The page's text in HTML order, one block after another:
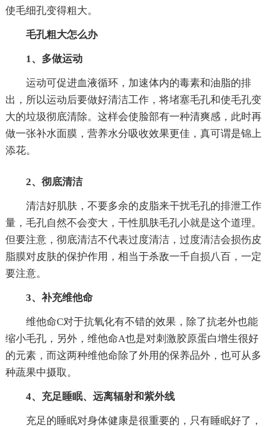
使毛细孔变得粗大。
毛孔粗大怎么办
1、多做运动
运动可促进血液循环，加速体内的毒素和油脂的排
出，所以运动后要做好清洁工作，将堵塞毛孔和使毛孔变
大的垃圾彻底清除。这样会使脸部有一种清爽感，此时再
做一张补水面膜，营养水分吸收效果更佳，真可谓是锦上
添花。
2、彻底清洁
清洁好肌肤，不要多余的皮脂来干扰毛孔的排泄工作
量，毛孔自然不会变大，干性肌肤毛孔小就是这个道理。
但要注意，彻底清洁不代表过度清洁，过度清洁会损伤皮
脂膜对皮肤的保护作用，相当于杀敌一千自损八百，一定
要注意。
3、补充维他命
维他命C对于抗氧化有不错的效果，除了抗老外也能
缩小毛孔，另外，维他命A也是对刺激胶原蛋白增生很好
的元素，而这两种维他命除了外用的保养品外，也可从多
种蔬果中摄取。
4、充足睡眠、远离辐射和紫外线
充足的睡眠对身体健康是很重要的，只有睡眠好了，